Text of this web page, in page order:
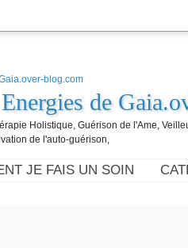
de
Holistique, Guérison de l'Ame,
de l'auto-guérison,
JE FAIS UN SOIN